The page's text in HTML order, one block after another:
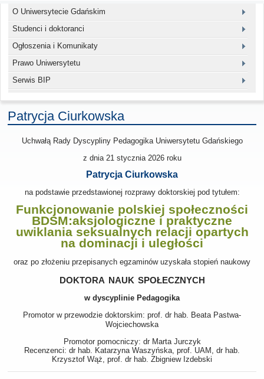
O Uniwersytecie Gdańskim
Studenci i doktoranci
Ogłoszenia i Komunikaty
Prawo Uniwersytetu
Serwis BIP
Patrycja Ciurkowska
Uchwałą Rady Dyscypliny Pedagogika Uniwersytetu Gdańskiego
z dnia 21 stycznia 2026roku
Patrycja Ciurkowska
na podstawie przedstawionej rozprawy doktorskiej pod tytułem:
Funkcjonowanie polskiej społeczności
BDSM:aksjologiczne i praktyczne
uwiklania seksualnych relacji opartych
na dominacji i uległości
oraz po złożeniu przepisanych egzaminów uzyskała stopień naukowy
doktora nauk społecznych
w dyscyplinie Pedagogika
Promotor w przewodzie doktorskim: prof. dr hab. Beata Pastwa-
Wojciechowska
Promotor pomocniczy: dr Marta Jurczyk
Recenzenci: dr hab. Katarzyna Waszyńska, prof. UAM, dr hab.
Krzysztof Wąż, prof. dr hab. Zbigniew Izdebski